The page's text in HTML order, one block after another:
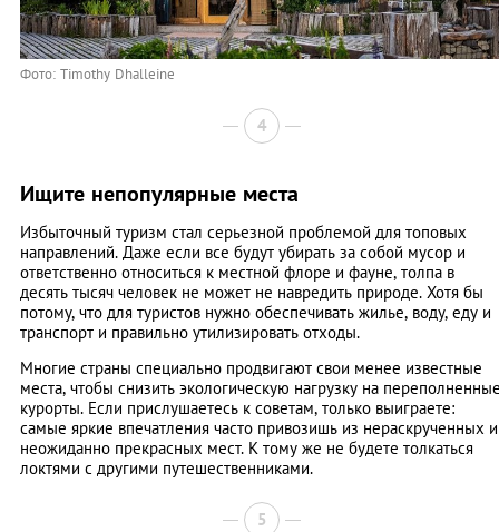
Фото: Timothy Dhalleine
4
Ищите непопулярные места
Избыточный туризм стал серьезной проблемой для топовых
направлений. Даже если все будут убирать за собой мусор и
ответственно относиться к местной флоре и фауне, толпа в
десять тысяч человек не может не навредить природе. Хотя бы
потому, что для туристов нужно обеспечивать жилье, воду, еду и
транспорт и правильно утилизировать отходы.
Многие страны специально продвигают свои менее известные
места, чтобы снизить экологическую нагрузку на
курорты. Если прислушаетесь к советам, только выиграете:
самые яркие впечатления часто привозишь из нераскрученных и
неожиданно прекрасных мест. К тому же не будете толкаться
локтями с другими путешественниками.
5